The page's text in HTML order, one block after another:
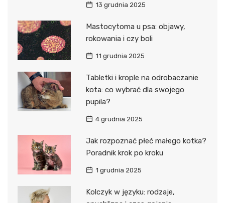
13 grudnia 2025
Mastocytoma u psa: objawy,
rokowania i czy boli
11 grudnia 2025
Tabletki i krople na odrobaczanie
kota: co wybrać dla swojego
pupila?
4 grudnia 2025
Jak rozpoznać płeć małego kotka?
Poradnik krok po kroku
1 grudnia 2025
Kolczyk w języku: rodzaje,